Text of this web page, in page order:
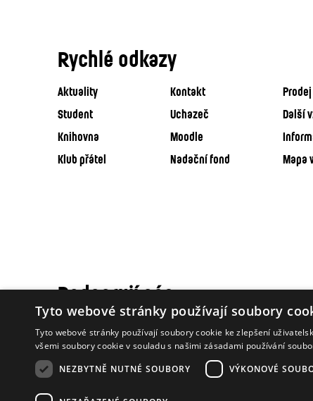
Rychlé odkazy
Aktuality Kontakt
Student
Uchazeč
Další
Knihovna
Moodle
Klub přátel
Nadační fond Mapa
Podporují nás
Tyto webové stránky používají soubory
Tyto webové stránky používají soubory cookie ke zlepšení
všemi soubory cookie v souladu s našimi zásadami používání
NEZBYTNĚ NUTNÉ SOUBORY
VÝKONOVÉ